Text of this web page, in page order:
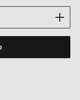
Wert ein